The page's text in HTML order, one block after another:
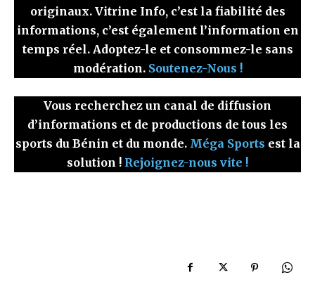
originaux. Vitrine Info, c’est la fiabilité des
informations, c’est également l’information en
temps réel. Adoptez-le et consommez-le sans
modération. Soutenez-Nous !
Vous recherchez un canal de diffusion
d’informations et de productions de tous les
sports du Bénin et du monde. Méga Sports est la
solution ! Rejoignez-nous vite !